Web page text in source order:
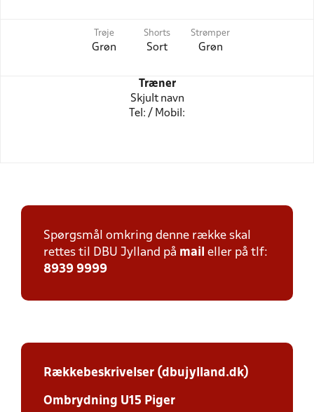
Trøje
Grøn
Shorts
Sort
Strømper
Grøn
Træner
Skjult navn
Tel: / Mobil:
Spørgsmål omkring denne række skal
rettes til DBU Jylland på mail eller på tlf:
8939 9999
Rækkebeskrivelser (dbujylland.dk)
Ombrydning U15 Piger